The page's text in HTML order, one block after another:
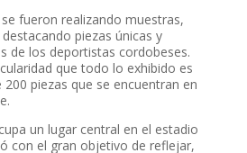
fueron realizando muestras,
piezas únicas y
de los deportistas cordobeses.
que todo lo exhibido es
200 piezas que se encuentran en
un lugar central en el estadio
con el gran objetivo de reflejar,